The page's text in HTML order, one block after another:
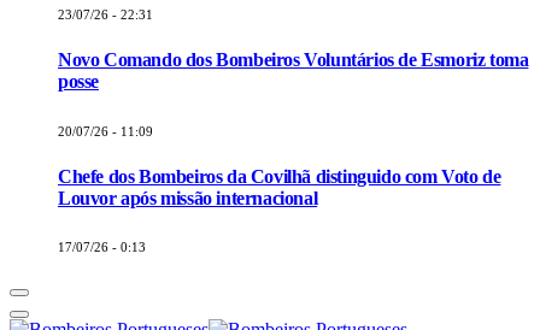
23/07/26 - 22:31
Novo Comando dos Bombeiros Voluntários de Esmoriz toma
posse
20/07/26 - 11:09
Chefe dos Bombeiros da Covilhã distinguido com Voto de
Louvor após missão internacional
17/07/26 - 0:13